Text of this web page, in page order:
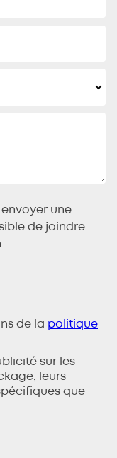
une
de joindre
de la politique
sur les
leurs
que